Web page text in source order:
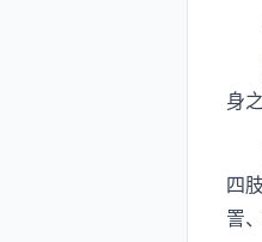
身
四
詈